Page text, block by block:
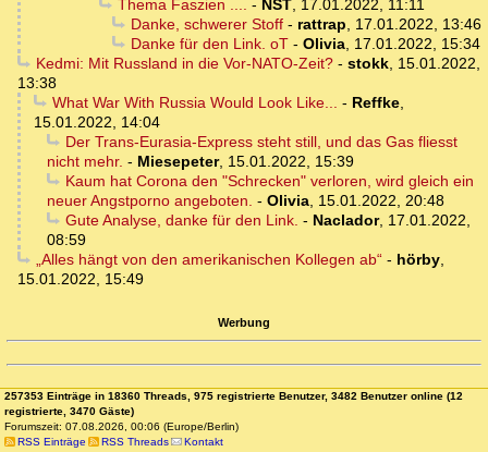
Thema Faszien .... - NST, 17.01.2022, 11:11
Danke, schwerer Stoff- rattrap, 17.01.2022, 13:46
Danke für den Link. oT- Olivia, 17.01.2022, 15:34
Kedmi: Mit Russland in die Vor-NATO-Zeit?- stokk, 15.01.2022,
13:38
What War With Russia Would Look Like... - Reffke,
15.01.2022, 14:04
Der Trans-Eurasia-Express steht still, und das Gas fliesst
nicht mehr. - Miesepeter, 15.01.2022, 15:39
Kaum hat Corona den "Schrecken" verloren, wird gleich ein
neuer Angstporno angeboten. - Olivia, 15.01.2022, 20:48
Gute Analyse, danke für den Link. - Naclador, 17.01.2022,
08:59
„Alles hängt von den amerikanischen Kollegen ab“- hörby,
15.01.2022, 15:49
Werbung
257353 Einträge in 18360 Threads, 975 registrierte Benutzer, 3482 Benutzer online (12
registrierte, 3470 Gäste)
Forumszeit: 07.08.2026, 00:06 (Europe/Berlin)
RSS Einträge
RSS Threads Kontakt